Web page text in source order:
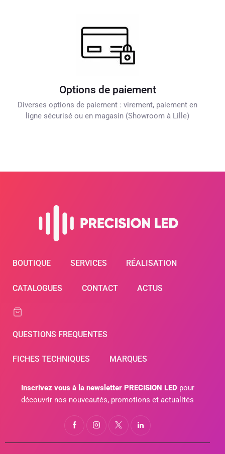
Options de paiement
Diverses options de paiement : virement, paiement en
ligne sécurisé ou en magasin (Showroom à Lille)
BOUTIQUE SERVICES RÉALISATION
CATALOGUES CONTACT ACTUS
QUESTIONS FREQUENTES
FICHES TECHNIQUES MARQUES
Inscrivez vous à la newsletter PRECISION LEDpour
découvrir nos nouveautés, promotions et actualités